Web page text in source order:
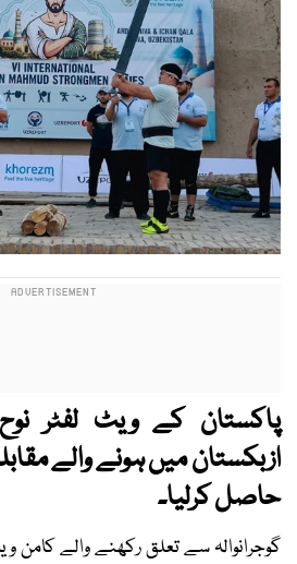
پاکستان کے ویٹ لفٹر
ازبکستان میں ہونے والے
حاصل کرلیا۔
گوجرانوالہ سے تعلق رکھنے والے کامن